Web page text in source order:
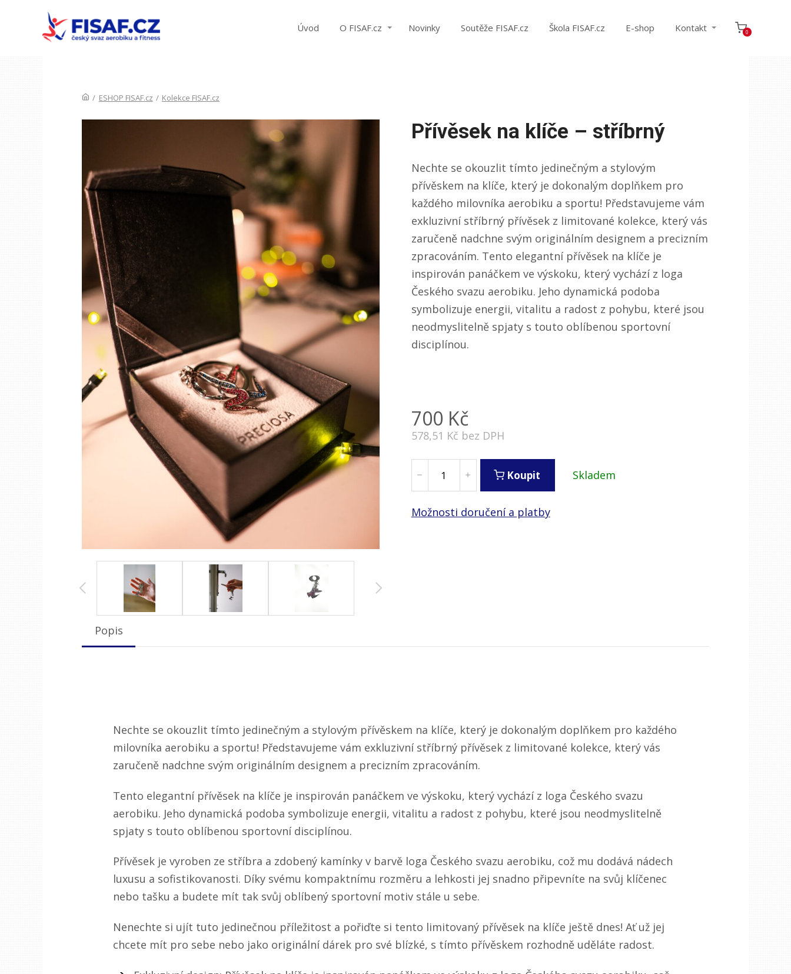
Úvod O FISAF.cz Novinky Soutěže FISAF.cz Škola FISAF.cz E-shop Kontakt 0
/ ESHOP FISAF.cz / Kolekce FISAF.cz
Přívěsek na klíče – stříbrný
Nechte se okouzlit tímto jedinečným a stylovým
přívěskem na klíče, který je dokonalým doplňkem pro
každého milovníka aerobiku a sportu! Představujeme vám
exkluzivní stříbrný přívěsek z limitované kolekce, který vás
zaručeně nadchne svým originálním designem a precizním
zpracováním. Tento elegantní přívěsek na klíče je
inspirován panáčkem ve výskoku, který vychází z loga
Českého svazu aerobiku. Jeho dynamická podoba
symbolizuje energii, vitalitu a radost z pohybu, které jsou
neodmyslitelně spjaty s touto oblíbenou sportovní
disciplínou.
700 Kč
578,51 Kč bez DPH
Koupit Skladem
Možnosti doručení a platby
Popis
Nechte se okouzlit tímto jedinečným a stylovým přívěskem na klíče, který je dokonalým doplňkem pro každého
milovníka aerobiku a sportu! Představujeme vám exkluzivní stříbrný přívěsek z limitované kolekce, který vás
zaručeně nadchne svým originálním designem a precizním zpracováním.
Tento elegantní přívěsek na klíče je inspirován panáčkem ve výskoku, který vychází z loga Českého svazu
aerobiku. Jeho dynamická podoba symbolizuje energii, vitalitu a radost z pohybu, které jsou neodmyslitelně
spjaty s touto oblíbenou sportovní disciplínou.
Přívěsek je vyroben ze stříbra a zdobený kamínky v barvě loga Českého svazu aerobiku, což mu dodává nádech
luxusu a sofistikovanosti. Díky svému kompaktnímu rozměru a lehkosti jej snadno připevníte na svůj klíčenec
nebo tašku a budete mít tak svůj oblíbený sportovní motiv stále u sebe.
Nenechte si ujít tuto jedinečnou příležitost a pořiďte si tento limitovaný přívěsek na klíče ještě dnes! Ať už jej
chcete mít pro sebe nebo jako originální dárek pro své blízké, s tímto přívěskem rozhodně uděláte radost.